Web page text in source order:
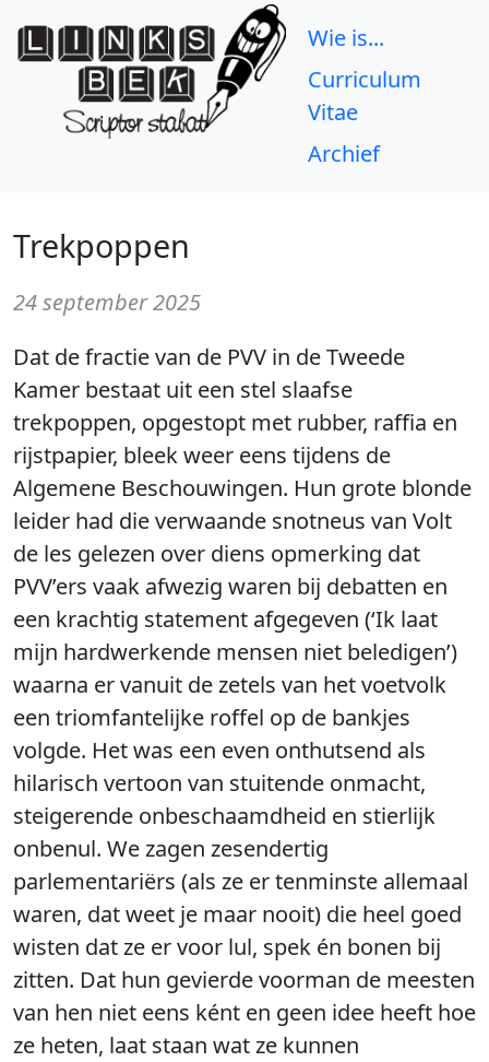
Wie is...
Curriculum
Vitae
Archief
Trekpoppen
24 september 2025
Dat de fractie van de PVV in de Tweede
Kamer bestaat uit een stel slaafse
trekpoppen, opgestopt met rubber, raffia en
rijstpapier, bleek weer eens tijdens de
Algemene Beschouwingen. Hun grote blonde
leider had die verwaande snotneus van Volt
de les gelezen over diens opmerking dat
PVV’ers vaak afwezig waren bij debatten en
een krachtig statement afgegeven (‘Ik laat
mijn hardwerkende mensen niet beledigen’)
waarna er vanuit de zetels van het voetvolk
een triomfantelijke roffel op de bankjes
volgde. Het was een even onthutsend als
hilarisch vertoon van stuitende onmacht,
steigerende onbeschaamdheid en stierlijk
onbenul. We zagen zesendertig
parlementariërs (als ze er tenminste allemaal
waren, dat weet je maar nooit) die heel goed
wisten dat ze er voor lul, spek én bonen bij
zitten. Dat hun gevierde voorman de meesten
van hen niet eens ként en geen idee heeft hoe
ze heten, laat staan wat ze kunnen